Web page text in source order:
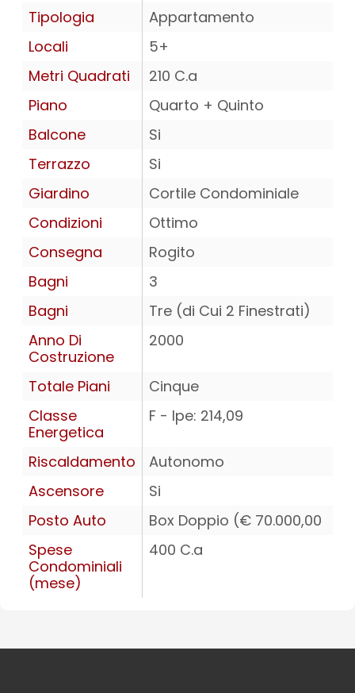
Tipologia
Appartamento
Locali
5+
Metri Quadrati
210 C.a
Piano
Quarto + Quinto
Balcone
Si
Terrazzo
Si
Giardino
Cortile Condominiale
Condizioni
Ottimo
Consegna
Rogito
Bagni
3
Bagni
Tre (di Cui 2 Finestrati)
Anno Di
Costruzione
2000
Totale Piani
Cinque
Classe
Energetica
F - Ipe: 214,09
Riscaldamento
Autonomo
Ascensore
Si
Posto Auto
Box Doppio (€ 70.000,00
Spese
Condominiali
(mese)
400 C.a